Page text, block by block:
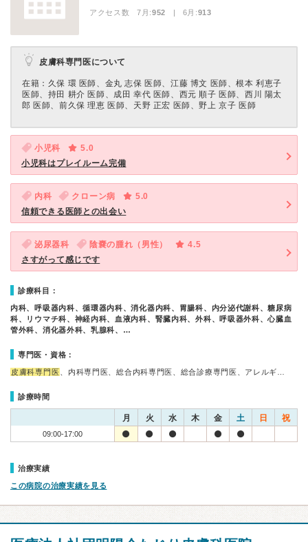
アクセス数 7月:952 | 6月:913
皮膚科専門医について
在籍：久保 環 医師、金丸 志保 医師、江藤 博文 医師、根本 利恵子
医師、持田 耕介 医師、成田 幸代 医師、西元 順子 医師、西川 陽太
郎 医師、前久保 理恵 医師、天野 正宏 医師、野上 京子 医師
小児科
5.0
小児科はプレイルーム完備
内科 クローン病
5.0
信頼できる医師との出会い
泌尿器科 陰嚢の腫れ（男性）
4.5
さすがって感じです
診療科目：
内科、呼吸器内科、循環器内科、消化器内科、胃腸科、内分泌代謝科、糖尿病
科、リウマチ科、神経内科、血液内科、腎臓内科、外科、呼吸器外科、心臓血
管外科、消化器外科、乳腺科、…
専門医・資格：
皮膚科専門医 、内科専門医、総合内科専門医、総合診療専門医、アレルギ…
診療時間
月 火 水 木 金 土 日 祝
09:00-17:00
治療実績
この病院の治療実績を見る